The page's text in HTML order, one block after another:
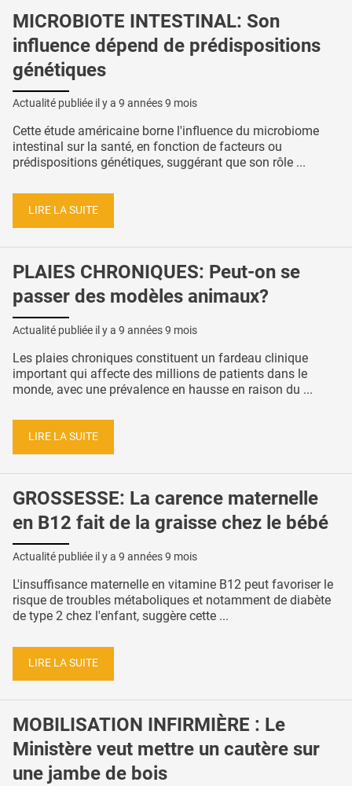
MICROBIOTE INTESTINAL: Son
influence dépend de prédispositions
génétiques
Actualité publiée il y a 9 années 9 mois
Cette étude américaine borne l'influence du microbiome
intestinal sur la santé, en fonction de facteurs ou
prédispositions génétiques, suggérant que son rôle ...
LIRE LA SUITE
PLAIES CHRONIQUES: Peut-on se
passer des modèles animaux?
Actualité publiée il y a 9 années 9 mois
Les plaies chroniques constituent un fardeau clinique
important qui affecte des millions de patients dans le
monde, avec une prévalence en hausse en raison du ...
LIRE LA SUITE
GROSSESSE: La carence maternelle
en B12 fait de la graisse chez le bébé
Actualité publiée il y a 9 années 9 mois
L'insuffisance maternelle en vitamine B12 peut favoriser le
risque de troubles métaboliques et notamment de diabète
de type 2 chez l'enfant, suggère cette ...
LIRE LA SUITE
MOBILISATION INFIRMIÈRE : Le
Ministère veut mettre un cautère sur
une jambe de bois